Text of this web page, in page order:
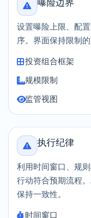
曝险边界
设置曝险上限、配
序。界面保持限制
投资组合框架
规模限制
监管视图
执行纪律
利用时间窗口、规
行动符合预期流程
保持一致性。
时间窗口